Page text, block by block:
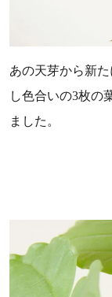
あの天芽から新
し色合いの3枚の
ました。